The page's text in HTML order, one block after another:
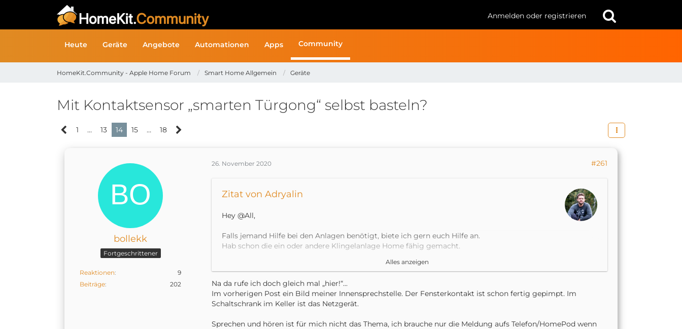
Anmelden oder registrieren
Heute Geräte Angebote Automationen Apps Community
HomeKit.Community - Apple Home Forum Smart Home Allgemein Geräte
Mit Kontaktsensor „smarten Türgong“ selbst basteln?
1 … 13 14 15 … 18
bollekk
Fortgeschrittener
Reaktionen
9
Beiträge
202
26. November 2020 #261
Zitat von Adryalin
Hey @All,
Falls jemand Hilfe bei den Anlagen benötigt, biete ich gern euch Hilfe an.
Hab schon die ein oder andere Klingelanlage Home fähig gemacht.
Leider kann man nur Klingelsignal und Türöffner ansteuern. Sprechen und Hören geht leider
Grüße Adrian
Alles anzeigen
Na da rufe ich doch gleich mal „hier!“...
Im vorherigen Post ein Bild meiner Innensprechstelle. Der Fensterkontakt ist schon fertig gepimpt. Im
Schaltschrank im Keller ist das Netzgerät.
Sprechen und hören ist für mich nicht das Thema, ich brauche nur die Meldung aufs Telefon/HomePod wenn